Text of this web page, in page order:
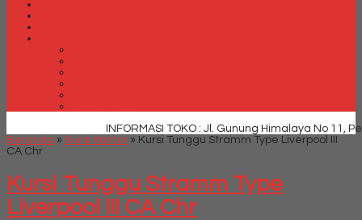
INFORMASI TOKO : Jl. Gunung Himalaya No 11,
Beranda » Kursi Kantor » Kursi Tunggu Stramm Type Liverpool III
CA Chr
Kursi Tunggu Stramm Type
Liverpool III CA Chr